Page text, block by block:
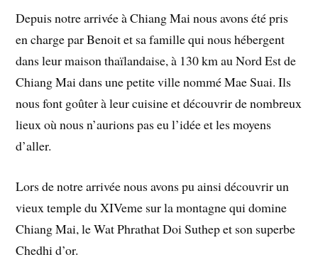
Depuis notre arrivée à Chiang Mai nous avons été pris
en charge par Benoit et sa famille qui nous hébergent
dans leur maison thaïlandaise, à 130 km au Nord Est de
Chiang Mai dans une petite ville nommé Mae Suai. Ils
nous font goûter à leur cuisine et découvrir de nombreux
lieux où nous n’aurions pas eu l’idée et les moyens
d’aller.
Lors de notre arrivée nous avons pu ainsi découvrir un
vieux temple du XIVeme sur la montagne qui domine
Chiang Mai, le Wat Phrathat Doi Suthep et son superbe
Chedhi d’or.